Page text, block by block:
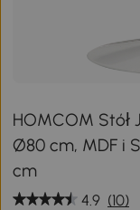
HOMCOM Stół
Ø80 cm, MDF i
cm
4.9 (10)